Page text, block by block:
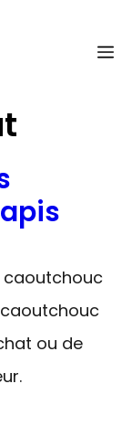
caoutchouc
ou de